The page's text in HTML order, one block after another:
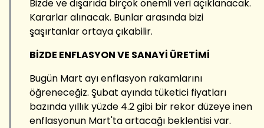
Bizde ve dışarıda birçok önemli veri açıklanacak.
Kararlar alınacak. Bunlar arasında bizi
şaşırtanlar ortaya çıkabilir.
BİZDE ENFLASYON VE SANAYİ ÜRETİMİ
Bugün Mart ayı enflasyon rakamlarını
öğreneceğiz. Şubat ayında tüketici fiyatları
bazında yıllık yüzde 4.2 gibi bir rekor düzeye inen
enflasyonun Mart'ta artacağı beklentisi var.